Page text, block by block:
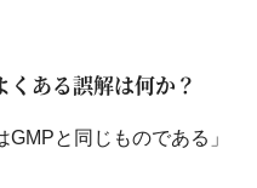
ある誤解は何か？
と同じものである」